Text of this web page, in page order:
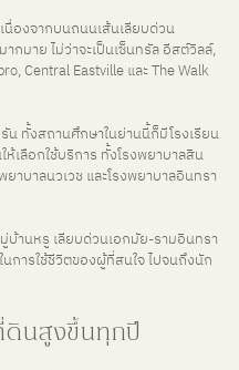
องจากบนถนนเส้นเลียบด่วน
มาย ไม่ว่าจะเป็นเซ็นทรัล อีสต์วิลล์,
Central Eastville และ The Walk
ทั้งสถานศึกษาในย่านนี้ก็มีโรงเรียน
เลือกใช้บริการ ทั้งโรงพยาบาลสิน
าบาลนวเวช และโรงพยาบาลอินทรา
บ้านหรู เลียบด่วนเอกมัย-รามอินทรา
การใช้ชีวิตของผู้ที่สนใจ ไปจนถึงนัก
ดินสูงขึ้นทุกปี